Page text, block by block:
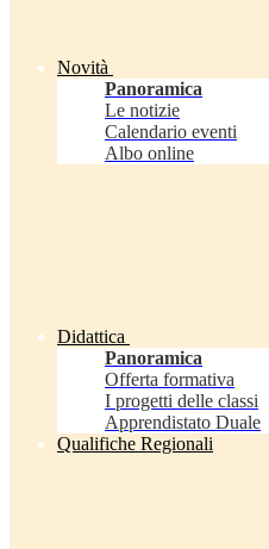
Novità
Panoramica
Le notizie
Calendario eventi
Albo online
Didattica
Panoramica
Offerta formativa
I progetti delle classi
Apprendistato Duale
Qualifiche Regionali